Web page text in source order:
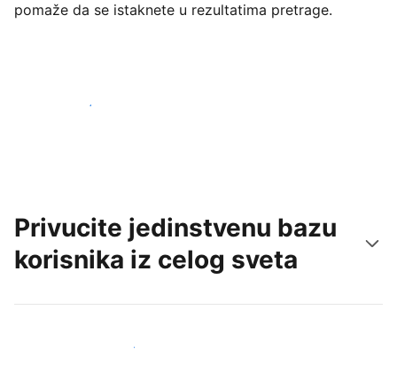
pomaže da se istaknete u rezultatima pretrage.
Počnite već danas
Privucite jedinstvenu bazu
korisnika iz celog sveta
Privucite nove goste već danas